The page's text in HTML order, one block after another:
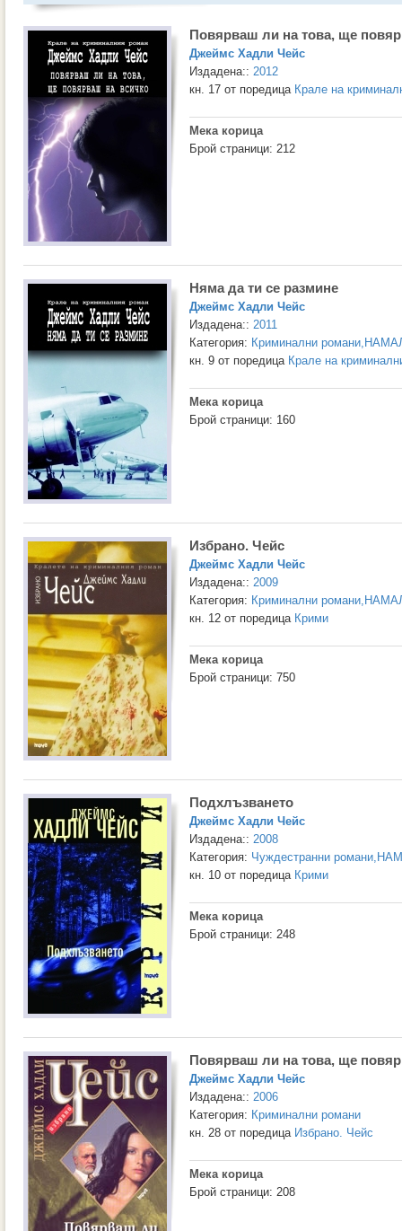
Повярваш ли на това, ще
Джеймс Хадли Чейс
Издадена:: 2012
кн. 17 от поредица Крале на
Мека корица
Брой страници: 212
Няма да ти се размине
Джеймс Хадли Чейс
Издадена:: 2011
Категория: Криминални романи,
кн. 9 от поредица Крале на
Мека корица
Брой страници: 160
Избрано. Чейс
Джеймс Хадли Чейс
Издадена:: 2009
Категория: Криминални романи,
кн. 12 от поредица Крими
Мека корица
Брой страници: 750
Подхлъзването
Джеймс Хадли Чейс
Издадена:: 2008
Категория: Чуждестранни романи,
кн. 10 от поредица Крими
Мека корица
Брой страници: 248
Повярваш ли на това, ще
Джеймс Хадли Чейс
Издадена:: 2006
Категория: Криминални романи
кн. 28 от поредица Избрано. Чейс
Мека корица
Брой страници: 208